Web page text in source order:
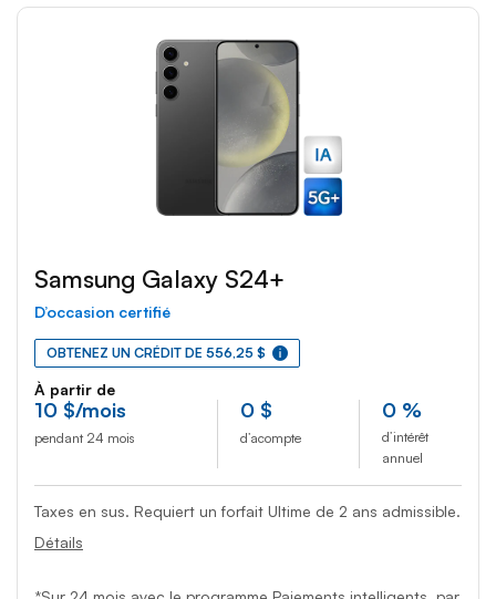
Samsung Galaxy S24+
D’occasion certifié
OBTENEZ UN CRÉDIT DE 556,25 $
À partir de
10 $/mois
pendant 24 mois
0 $
d’acompte
0 %
d’intérêt
annuel
Taxes en sus. Requiert un forfait Ultime de 2 ans admissible.
Détails